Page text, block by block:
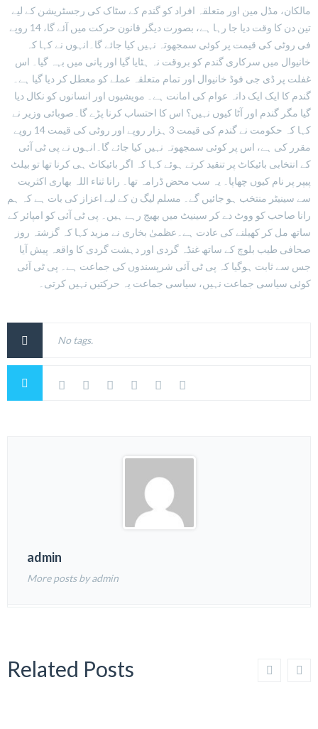
مالکان، مڈل مین اور متعلقہ افراد کو گندم کے سٹاک کی رجسٹریشن کے لیے
تین دن کا وقت دیا جا رہا ہے، بصورت دیگر قانون حرکت میں آئے گا، 14 روپے
فی روٹی کی قیمت پر کوئی سمجھوتہ نہیں کیا جائے گا۔انہوں نے کہا کہ
خانیوال میں سرکاری گندم کو بروقت نہ ہٹایا گیا اور پانی میں بہہ گیا۔ اس
غفلت پر ڈی جی فوڈ خانیوال اور تمام متعلقہ عملے کو معطل کر دیا گیا ہے۔
گندم کا ایک ایک دانہ عوام کی امانت ہے۔ مویشیوں اور انسانوں کو نکال دیا
گیا مگر گندم اور آٹا کیوں نہیں؟ اس کا احتساب کرنا پڑے گا۔صوبائی وزیر نے
کہا کہ حکومت نے گندم کی قیمت 3 ہزار روپے اور روٹی کی قیمت 14 روپے
مقرر کی ہے، اس پر کوئی سمجھوتہ نہیں کیا جائے گا۔انہوں نے پی ٹی آئی
کے انتخابی بائیکاٹ پر تنقید کرتے ہوئے کہا کہ اگر بائیکاٹ ہی کرنا تھا تو بیلٹ
پیپر پر نام کیوں چھاپا۔ یہ سب محض ڈرامہ تھا۔ رانا ثناء اللہ بھاری اکثریت
سے سینیٹر منتخب ہو جائیں گے۔ مسلم لیگ ن کے لیے اعزاز کی بات ہے کہ ہم
رانا صاحب کو ووٹ دے کر سینیٹ میں بھیج رہے ہیں۔ پی ٹی آئی کو امپائر کے
ساتھ مل کر کھیلنے کی عادت ہے۔عظمیٰ بخاری نے مزید کہا کہ گزشتہ روز
صحافی طیب بلوچ کے ساتھ غنڈہ گردی اور دہشت گردی کا واقعہ پیش آیا
جس سے ثابت ہوگیا کہ پی ٹی آئی شرپسندوں کی جماعت ہے۔ پی ٹی آئی
کوئی سیاسی جماعت نہیں، سیاسی جماعت یہ حرکتیں نہیں کرتی۔
No tags.
admin
More posts by admin
Related Posts